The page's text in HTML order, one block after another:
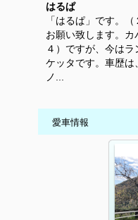
はるぱ
「はるぱ」です。
お願い致します。カ
４）ですが、今は
ケッタです。車歴
ノ...
愛車情報